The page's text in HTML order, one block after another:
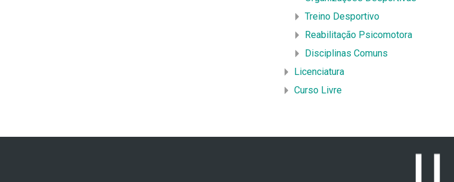
Treino Desportivo
Reabilitação Psicomotora
Disciplinas Comuns
Licenciatura
Curso Livre